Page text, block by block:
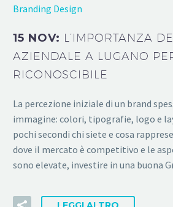
Branding Design
15 NOV: L’IMPORTANZA
AZIENDALE A LUGANO
RICONOSCIBILE
La percezione iniziale di un brand
immagine: colori, tipografie, logo e
pochi secondi chi siete e cosa
dove il mercato è competitivo e le
sono elevate, investire in una buona